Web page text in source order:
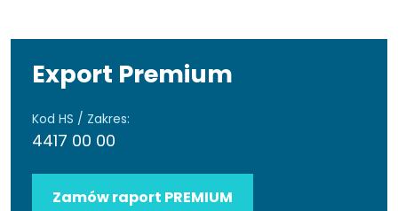
Export Premium
Kod HS / Zakres:
4417 00 00
Zamów raport PREMIUM